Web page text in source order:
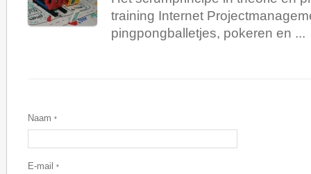
training Internet
pingpongballetjes, pokeren en ...
Naam *
E-mail *